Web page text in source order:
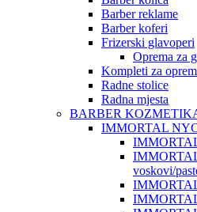
Barber reklame
Barber koferi
Frizerski glavoperi
Oprema za
Kompleti za
Radne stolice
Radna mjesta
BARBER
IMMORTAL
voskovi/